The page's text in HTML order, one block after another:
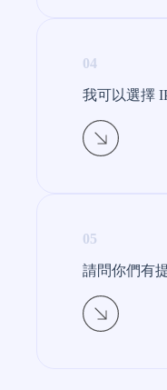
04
我可以選擇
05
請問你們有